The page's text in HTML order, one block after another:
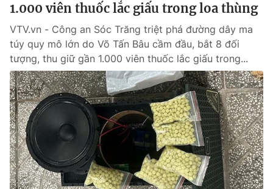
1.000 viên thuốc lắc giấu trong loa thùng
VTV.vn - Công an Sóc Trăng triệt phá đường dây ma
túy quy mô lớn do Võ Tấn Bâu cầm đầu, bắt 8 đối
tượng, thu giữ gần 1.000 viên thuốc lắc giấu trong...